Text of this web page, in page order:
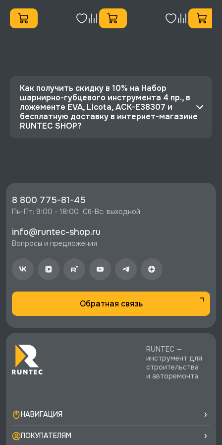
Как получить скидку в 10% на Набор
шарнирно-губцевого инструмента 4 пр., в
ложементе EVA, Licota, ACK-E38307 и
бесплатную доставку в интернет-магазине
RUNTEC SHOP?
ACK-E38307 со скидкой - 8717 руб.
⚡️ Бесплатная доставка в Москве, Санкт-
стоимости заказа.
8 800 775-81-45
Пн-Пт: 9:00 - 18:00  Сб-Вс: выходной
info@runtec-shop.ru
Вопросы и предложения
Обратная связь
RUNTEC —
инструмент для
строительства
и авторемонта
НАВИГАЦИЯ
ПОКУПАТЕЛЯМ